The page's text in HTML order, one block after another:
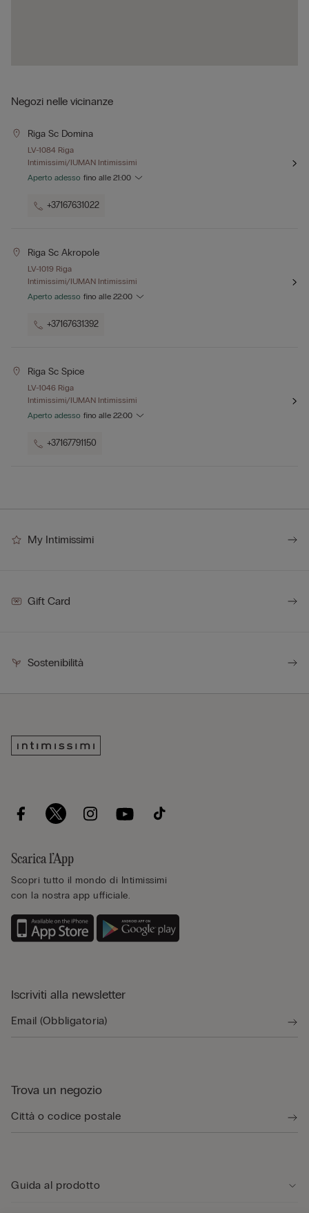
Negozi nelle vicinanze
Riga Sc Domina
LV-1084 Riga
Intimissimi/IUMAN Intimissimi
Aperto adesso fino alle 21:00
+37167631022
Riga Sc Akropole
LV-1019 Riga
Intimissimi/IUMAN Intimissimi
Aperto adesso fino alle 22:00
+37167631392
Riga Sc Spice
LV-1046 Riga
Intimissimi/IUMAN Intimissimi
Aperto adesso fino alle 22:00
+37167791150
My Intimissimi
Gift Card
Sostenibilità
Scarica l’App
Scopri tutto il mondo di Intimissimi
con la nostra app ufficiale.
Iscriviti alla newsletter
Trova un negozio
Guida al prodotto